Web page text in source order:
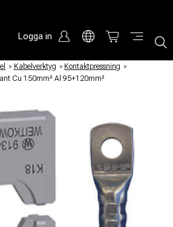
Logga in
/ Kabelverktyg / Kontaktpressning /
Cu 150mm² Al 95+120mm²